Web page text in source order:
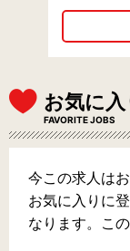
お気に
FAVORITE JOBS
今この求人は
お気に入りに
なります。こ